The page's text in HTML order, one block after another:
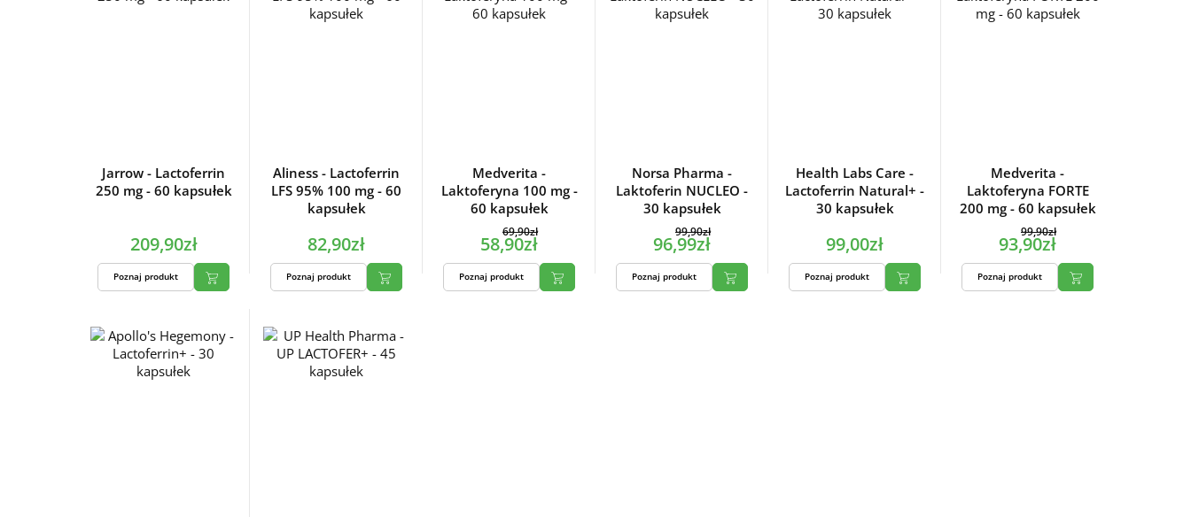
Jarrow - Lactoferrin
250 mg - 60 kapsułek
209,90zł
Poznaj produkt
Aliness - Lactoferrin
LFS 95% 100 mg - 60
kapsułek
82,90zł
Poznaj produkt
Medverita -
Laktoferyna 100 mg -
60 kapsułek
69,90zł
58,90zł
Poznaj produkt
Norsa Pharma -
Laktoferin NUCLEO -
30 kapsułek
99,90zł
96,99zł
Poznaj produkt
Health Labs Care -
Lactoferrin Natural+ -
30 kapsułek
99,00zł
Poznaj produkt
Medverita -
Laktoferyna FORTE
200 mg - 60 kapsułek
99,90zł
93,90zł
Poznaj produkt